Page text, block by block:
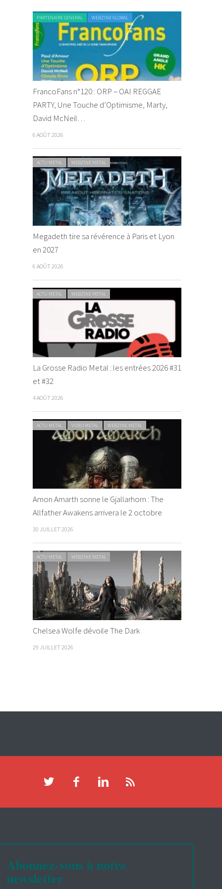
PARTENAIRE GENERAL WEBZINE GLOBAL
FrancoFans n°120 : ORP – OAI REGGAE
PARTY, Une Touche d’Optimisme, Marty,
David McNeil…
6 AOÛT 2026
ACTU METAL WEBZINE METAL
Megadeth tire sa révérence à Paris et Lyon
en 2027
6 AOÛT 2026
ACTU METAL WEBZINE METAL
La Grosse Radio Metal : les entrées 2026 #31
et #32
4 AOÛT 2026
ACTU METAL VIDEO METAL WEBZINE METAL
Amon Amarth sonne le Gjallarhorn : The
Allfather Awakens arrivera le 2 octobre
30 JUILLET 2026
ACTU METAL WEBZINE METAL
Chelsea Wolfe dévoile The Dark
29 JUILLET 2026
Abonnez-vous à notre
newsletter